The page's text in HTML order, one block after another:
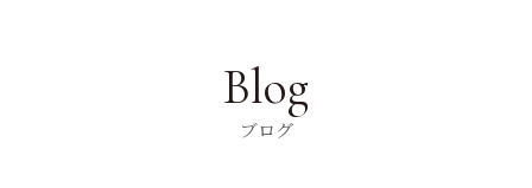
Blog
ブログ